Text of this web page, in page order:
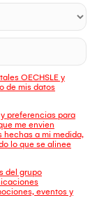
OECHSLE y
de mis datos
preferencias para
me envien
hechas a mi medida,
lo que se alinee
del grupo
eventos y